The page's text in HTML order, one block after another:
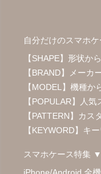
自分だけのスマホ
【SHAPE】形状か
【BRAND】メーカ
【MODEL】機種か
【POPULAR】人
【PATTERN】カス
【KEYWORD】キ
スマホケース特集 ▼